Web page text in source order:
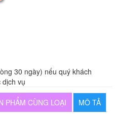
30 ngày) nếu quý khách
vụ
MÔ TẢ
PHẨM CÙNG LOẠI